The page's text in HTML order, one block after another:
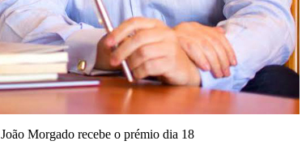
João Morgado recebe o prémio dia 18